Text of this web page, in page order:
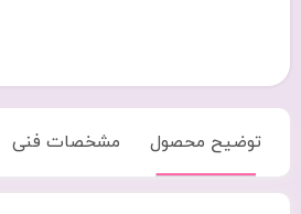
توضیح محصول مشخصات فنی